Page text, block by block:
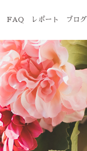
FAQ レポート ブログ